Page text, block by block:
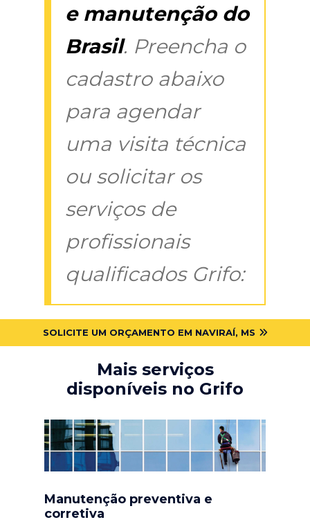
e manutenção do
Brasil. Preencha o
cadastro abaixo
para agendar
uma visita técnica
ou solicitar os
serviços de
profissionais
qualificados Grifo:
SOLICITE UM ORÇAMENTO EM NAVIRAÍ, MS
Mais serviços
disponíveis no Grifo
Manutenção preventiva e
corretiva